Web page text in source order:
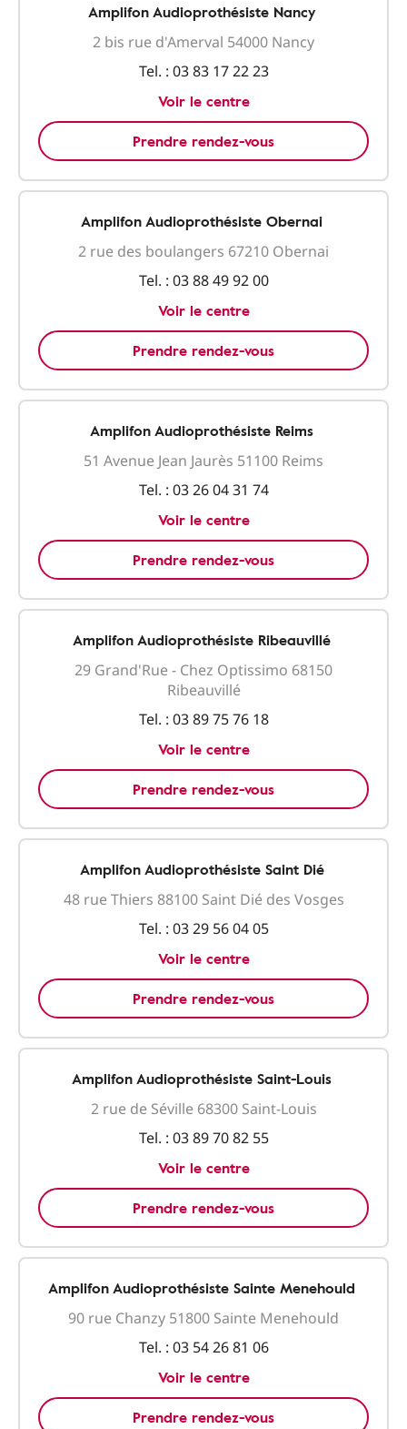
Amplifon Audioprothésiste Nancy
2 bis rue d'Amerval 54000 Nancy
Tel. : 03 83 17 22 23
Voir le centre
Prendre rendez-vous
Amplifon Audioprothésiste Obernai
2 rue des boulangers 67210 Obernai
Tel. : 03 88 49 92 00
Voir le centre
Prendre rendez-vous
Amplifon Audioprothésiste Reims
51 Avenue Jean Jaurès 51100 Reims
Tel. : 03 26 04 31 74
Voir le centre
Prendre rendez-vous
Amplifon Audioprothésiste Ribeauvillé
29 Grand'Rue - Chez Optissimo 68150
Ribeauvillé
Tel. : 03 89 75 76 18
Voir le centre
Prendre rendez-vous
Amplifon Audioprothésiste Saint Dié
48 rue Thiers 88100 Saint Dié des Vosges
Tel. : 03 29 56 04 05
Voir le centre
Prendre rendez-vous
Amplifon Audioprothésiste Saint-Louis
2 rue de Séville 68300 Saint-Louis
Tel. : 03 89 70 82 55
Voir le centre
Prendre rendez-vous
Amplifon Audioprothésiste Sainte Menehould
90 rue Chanzy 51800 Sainte Menehould
Tel. : 03 54 26 81 06
Voir le centre
Prendre rendez-vous